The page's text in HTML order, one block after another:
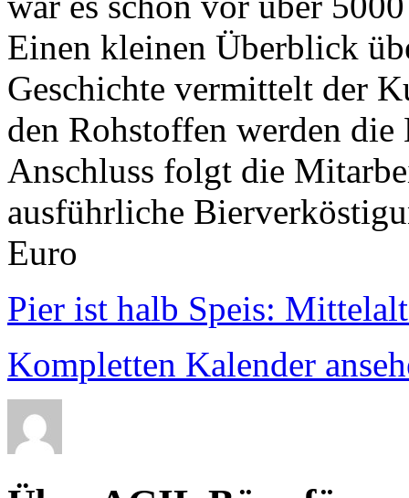
Einen kleinen Überblick
Geschichte vermittelt der
den Rohstoffen werden
Anschluss folgt die
ausführliche
Euro
Pier ist halb Speis:
Kompletten Kalender